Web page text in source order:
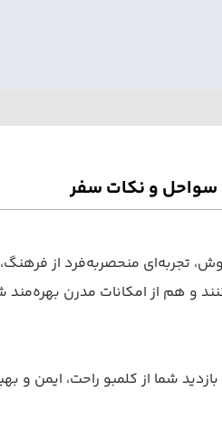
سواحل و نکات سفر
تجربه‌ای منحصربه‌فرد از
و هم از امکانات مدرن بهره‌مند
شما از کلمبو راحت، ایمن و